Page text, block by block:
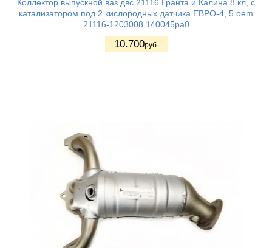
Коллектор выпускной ваз двс 21116 Гранта и Калина 8 кл, с
катализатором под 2 кислородных датчика ЕВРО-4, 5 oem
21116-1203008 140045pa0
10.700руб.